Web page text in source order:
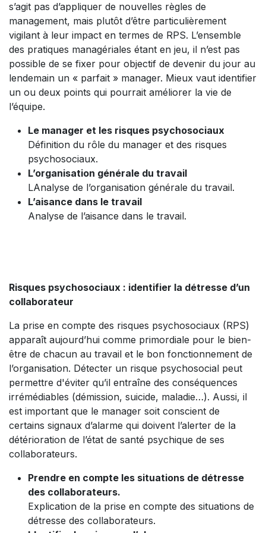
s’agit pas d’appliquer de nouvelles règles de
management, mais plutôt d’être particulièrement
vigilant à leur impact en termes de RPS. L’ensemble
des pratiques managériales étant en jeu, il n’est pas
possible de se fixer pour objectif de devenir du jour au
lendemain un « parfait » manager. Mieux vaut identifier
un ou deux points qui pourrait améliorer la vie de
l’équipe.
Le manager et les risques psychosociaux
Définition du rôle du manager et des risques
psychosociaux.
L’organisation générale du travail
LAnalyse de l’organisation générale du travail.
L’aisance dans le travail
Analyse de l’aisance dans le travail.
Risques psychosociaux : identifier la détresse d’un
collaborateur
La prise en compte des risques psychosociaux (RPS)
apparaît aujourd’hui comme primordiale pour le bien-
être de chacun au travail et le bon fonctionnement de
l’organisation. Détecter un risque psychosocial peut
permettre d'éviter qu’il entraîne des conséquences
irrémédiables (démission, suicide, maladie…). Aussi, il
est important que le manager soit conscient de
certains signaux d’alarme qui doivent l’alerter de la
détérioration de l’état de santé psychique de ses
collaborateurs.
Prendre en compte les situations de détresse
des collaborateurs.
Explication de la prise en compte des situations de
détresse des collaborateurs.